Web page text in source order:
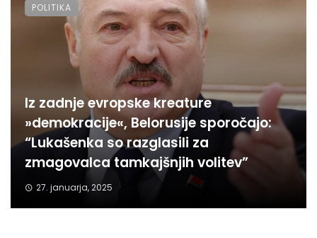
Iz zadnje evropske kreature
»demokracije«, Belorusije sporočajo:
“Lukašenka so razglasili za
zmagovalca tamkajšnjih volitev”
27. januarja, 2025
POLITIKA